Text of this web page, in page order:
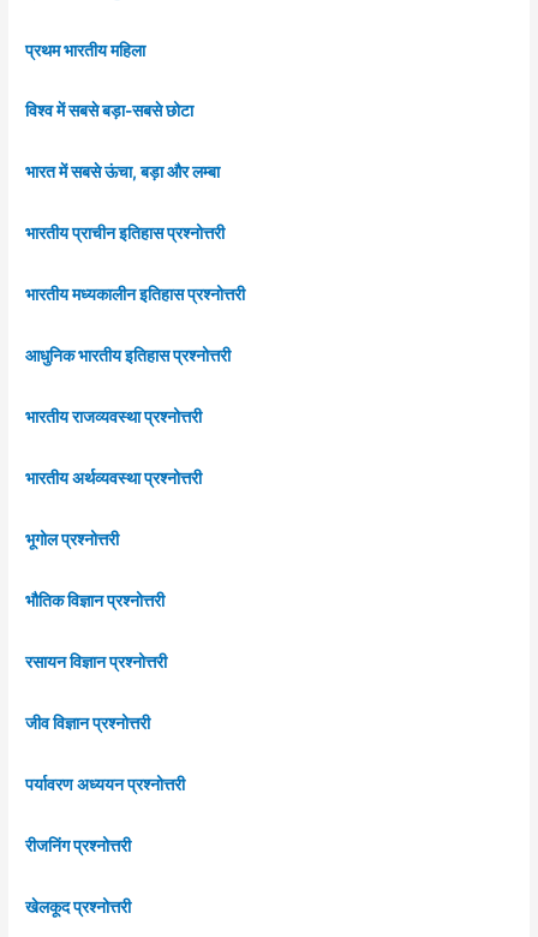
प्रथम भारतीय महिला
विश्व में सबसे बड़ा-सबसे छोटा
भारत में सबसे ऊंचा, बड़ा और लम्बा
भारतीय प्राचीन इतिहास प्रश्नोत्तरी
भारतीय मध्यकालीन इतिहास प्रश्नोत्तरी
आधुनिक भारतीय इतिहास प्रश्नोत्तरी
भारतीय राजव्यवस्था प्रश्नोत्तरी
भारतीय अर्थव्यवस्था प्रश्नोत्तरी
भूगोल प्रश्नोत्तरी
भौतिक विज्ञान प्रश्नोत्तरी
रसायन विज्ञान प्रश्नोत्तरी
जीव विज्ञान प्रश्नोत्तरी
पर्यावरण अध्ययन प्रश्नोत्तरी
रीजनिंग प्रश्नोत्तरी
खेलकूद प्रश्नोत्तरी